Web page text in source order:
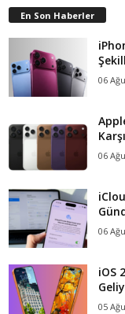
En Son Haberler
06
06
06
iOS
05